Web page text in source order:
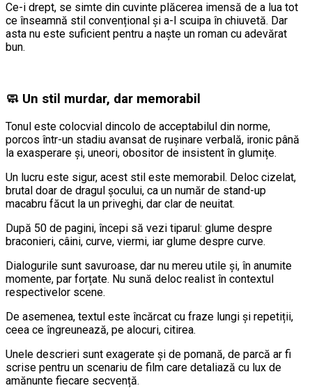
Ce-i drept, se simte din cuvinte plăcerea imensă de a lua tot
ce înseamnă stil convențional și a-l scuipa în chiuvetă. Dar
asta nu este suficient pentru a naște un roman cu adevărat
bun.
🧼 Un stil murdar, dar memorabil
Tonul este colocvial dincolo de acceptabilul din norme,
porcos într-un stadiu avansat de rușinare verbală, ironic până
la exasperare și, uneori, obositor de insistent în glumițe.
Un lucru este sigur, acest stil este memorabil. Deloc cizelat,
brutal doar de dragul șocului, ca un număr de stand-up
macabru făcut la un priveghi, dar clar de neuitat.
După 50 de pagini, începi să vezi tiparul: glume despre
braconieri, câini, curve, viermi, iar glume despre curve.
Dialogurile sunt savuroase, dar nu mereu utile și, în anumite
momente, par forțate. Nu sună deloc realist în contextul
respectivelor scene.
De asemenea, textul este încărcat cu fraze lungi și repetiții,
ceea ce îngreunează, pe alocuri, citirea.
Unele descrieri sunt exagerate și de pomană, de parcă ar fi
scrise pentru un scenariu de film care detaliază cu lux de
amănunte fiecare secvență.